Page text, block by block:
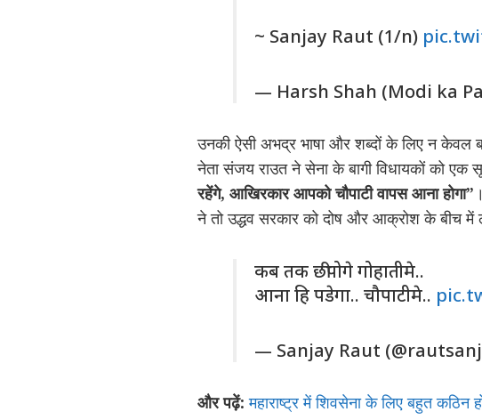
~ Sanjay Raut (1/n)
— Harsh Shah (Modi ka
उनकी ऐसी अभद्र भाषा और शब्दों के लिए न केवल
नेता संजय राउत ने सेना के बागी विधायकों को एक
रहेंगे, आखिरकार आपको चौपाटी वापस आना होगा”
ने तो उद्धव सरकार को दोष और आक्रोश के बीच में
कब तक छीपोगे गोहातीमे..
आना हि पडेगा.. चौपाटीमे..
— Sanjay Raut
और पढ़ें:महाराष्ट्र में शिवसेना के लिए बहुत कठिन